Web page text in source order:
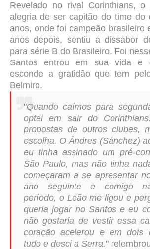
Revelado no rival Corinthians, o
alegria de ser capitão do time do
anos, onde foi campeão brasileiro
anos depois, sentiu a dissabor
para série B do Brasileiro. Foi
Santos entrou em sua vida e
esconde a gratidão que tem
Belmiro.
"Quando caímos para
optei em sair do
propostas de outros clubes,
escolha. O Ándres (Sánchez)
eu tinha assinado um pré-
São Paulo, mas não tinha
começaram a se apresentar
ano seguinte e comigo
período, o Leão me ligou e
queria jogar no Santos e eu
não gostaria de vestir essa
coração acelerou e em dois
tudo e desci a Serra."